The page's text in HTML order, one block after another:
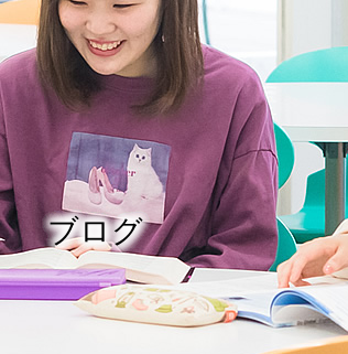
ブログ